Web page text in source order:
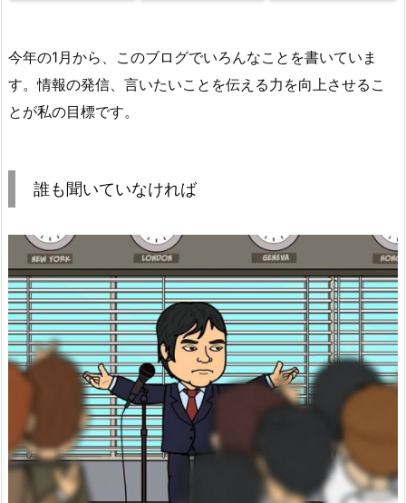
今年の1月から、このブログでいろんなことを書いていま
す。情報の発信、言いたいことを伝える力を向上させるこ
とが私の目標です。
誰も聞いていなければ